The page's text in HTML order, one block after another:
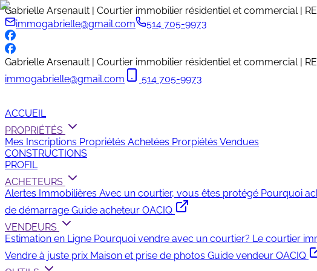
Gabrielle Arsenault | Courtier immobilier résidentiel et commercial |
immogabrielle@gmail.com
514 705-9973
Gabrielle Arsenault | Courtier immobilier résidentiel et commercial |
immogabrielle@gmail.com
514 705-9973
ACCUEIL
PROPRIÉTÉS
Mes Inscriptions Propriétés Achetées Prorpiétés Vendues
CONSTRUCTIONS
PROFIL
ACHETEURS
Alertes Immobilières Avec un courtier, vous êtes protégé Pourquoi
de démarrage Guide acheteur OACIQ
VENDEURS
Estimation en Ligne Pourquoi vendre avec un courtier? Le courtier
Vendre à juste prix Maison et prise de photos Guide vendeur OACIQ